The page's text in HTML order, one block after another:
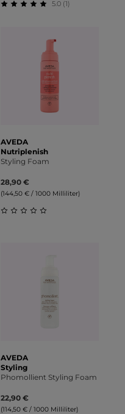
5.0 (1)
AVEDA
Nutriplenish
Styling Foam
28,90 €
(144,50 € / 1000 Milliliter)
AVEDA
Styling
Phomollient Styling Foam
22,90 €
(114,50 € / 1000 Milliliter)